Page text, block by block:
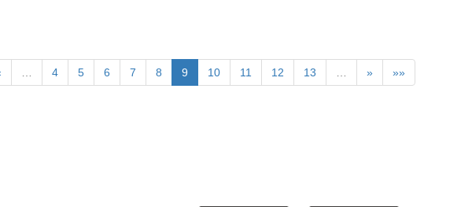
… 4 5 6 7 8 9 10 11 12 13 … » »»